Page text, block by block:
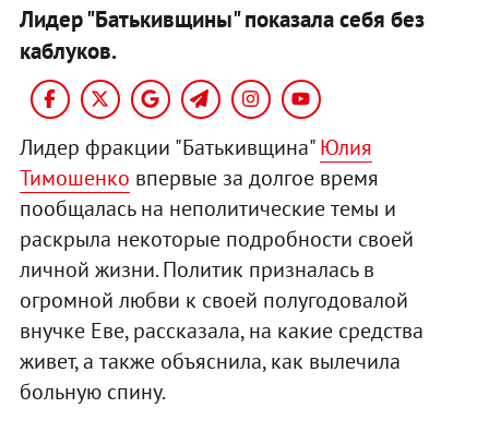
Лидер "Батькивщины" показала себя без
каблуков.
Лидер фракции "Батькивщина"Юлия
Тимошенко впервые за долгое время
пообщалась на неполитические темы и
раскрыла некоторые подробности своей
личной жизни. Политик призналась в
огромной любви к своей полугодовалой
внучке Еве, рассказала, на какие средства
живет, а также объяснила, как вылечила
больную спину.